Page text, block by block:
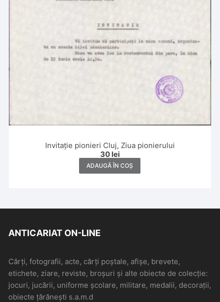
Invitație pionieri Cluj, Ziua pionierului
30 lei
ADAUGĂ ÎN COȘ
ANTICARIAT ON-LINE
Cărți, fotografii, acte, cărți poștale, afișe, brevete,
etichete, ziare, reviste, broșuri și alte obiecte de colecție:
jocuri, jucării, uniforme școlare, militare, medalii, decorații,
obiecte țărănești s.a.m.d